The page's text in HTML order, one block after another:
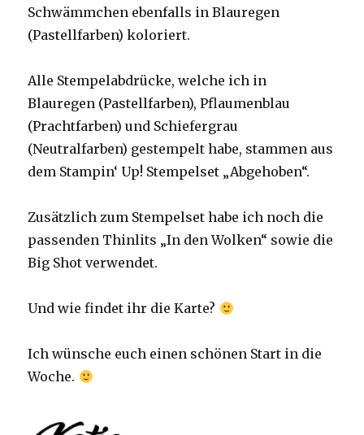
Schwämmchen ebenfalls in Blauregen
(Pastellfarben) koloriert.
Alle Stempelabdrücke, welche ich in
Blauregen (Pastellfarben), Pflaumenblau
(Prachtfarben) und Schiefergrau
(Neutralfarben) gestempelt habe, stammen aus
dem Stampin‘ Up! Stempelset „Abgehoben“.
Zusätzlich zum Stempelset habe ich noch die
passenden Thinlits „In den Wolken“ sowie die
Big Shot verwendet.
Und wie findet ihr die Karte?
Ich wünsche euch einen schönen Start in die
Woche.